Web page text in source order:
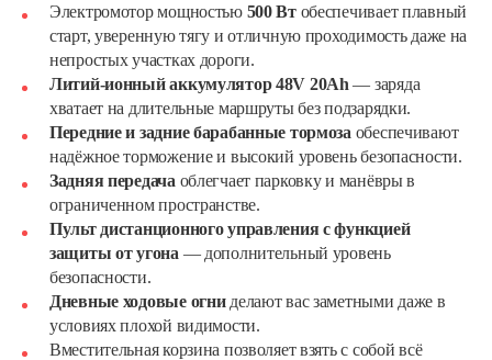
Электромотор мощностью 500 Втобеспечивает плавный
старт, уверенную тягу и отличную проходимость даже на
непростых участках дороги.
Литий-ионный аккумулятор 48V 20Ah — заряда
хватает на длительные маршруты без подзарядки.
Передние и задние барабанные тормоза обеспечивают
надёжное торможение и высокий уровень безопасности.
Задняя передача облегчает парковку и манёвры в
ограниченном пространстве.
Пульт дистанционного управления с функцией
защиты от угона — дополнительный уровень
безопасности.
Дневные ходовые огниделают вас заметными даже в
условиях плохой видимости.
Вместительная корзина позволяет взять с собой всё